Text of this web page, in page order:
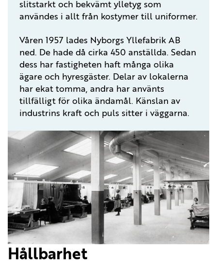
slitstarkt och bekvämt ylletyg som
användes i allt från kostymer till uniformer.
Våren 1957 lades Nyborgs Yllefabrik AB
ned. De hade då cirka 450 anställda. Sedan
dess har fastigheten haft många olika
ägare och hyresgäster. Delar av lokalerna
har ekat tomma, andra har använts
tillfälligt för olika ändamål. Känslan av
industrins kraft och puls sitter i väggarna.
Hållbarhet